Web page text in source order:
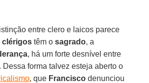
entre clero e laicos parece
clérigos têm osagrado, a
, há um forte desnível entre
Dessa forma talvez esteja aberto o
, que Francisco denunciou